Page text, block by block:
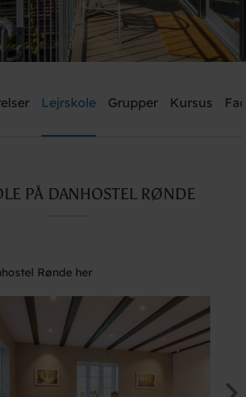
+45 40 40 18 11
Lejrskole Grupper Kursus
PÅ DANHOSTEL RØNDE
Rønde her